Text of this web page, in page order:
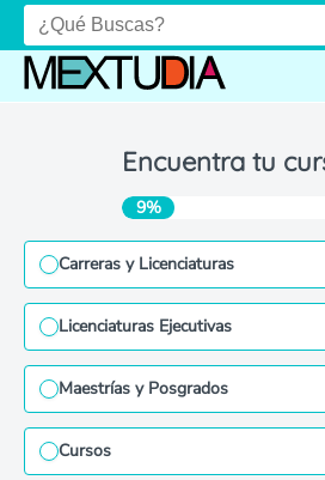
Encuentra tu
9%
Carreras y Licenciaturas
Licenciaturas Ejecutivas
Maestrías y Posgrados
Cursos